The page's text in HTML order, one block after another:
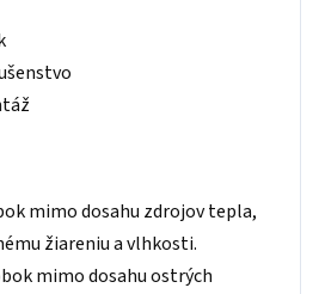
mimo dosahu zdrojov tepla,
žiareniu a vlhkosti.
mimo dosahu ostrých